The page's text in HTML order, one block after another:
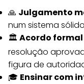
🙏 Julgamento
num sistema
🏛️ Acordo formal
resolução
figura de
🎓 Ensinar com